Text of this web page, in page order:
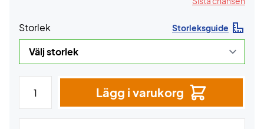
Storlek Storleksguide
Lägg i varukorg